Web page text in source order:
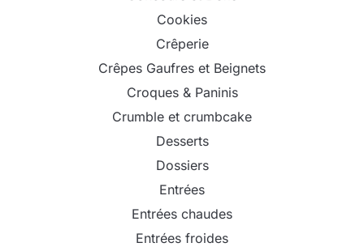
Cookies
Crêperie
Crêpes Gaufres et Beignets
Croques & Paninis
Crumble et crumbcake
Desserts
Dossiers
Entrées
Entrées chaudes
Entrées froides